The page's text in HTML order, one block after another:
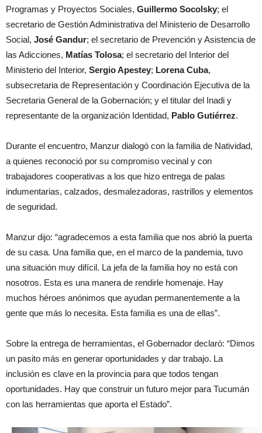
Programas y Proyectos Sociales, Guillermo Socolsky; el
secretario de Gestión Administrativa del Ministerio de Desarrollo
Social, José Gandur; el secretario de Prevención y Asistencia de
las Adicciones, Matías Tolosa; el secretario del Interior del
Ministerio del Interior, Sergio Apestey; Lorena Cuba,
subsecretaria de Representación y Coordinación Ejecutiva de la
Secretaria General de la Gobernación; y el titular del Inadi y
representante de la organización Identidad, Pablo Gutiérrez.
Durante el encuentro, Manzur dialogó con la familia de Natividad,
a quienes reconoció por su compromiso vecinal y con
trabajadores cooperativas a los que hizo entrega de palas
indumentarias, calzados, desmalezadoras, rastrillos y elementos
de seguridad.
Manzur dijo: “agradecemos a esta familia que nos abrió la puerta
de su casa. Una familia que, en el marco de la pandemia, tuvo
una situación muy difícil. La jefa de la familia hoy no está con
nosotros. Esta es una manera de rendirle homenaje. Hay
muchos héroes anónimos que ayudan permanentemente a la
gente que más lo necesita. Esta familia es una de ellas”.
Sobre la entrega de herramientas, el Gobernador declaró: “Dimos
un pasito más en generar oportunidades y dar trabajo. La
inclusión es clave en la provincia para que todos tengan
oportunidades. Hay que construir un futuro mejor para Tucumán
con las herramientas que aporta el Estado”.